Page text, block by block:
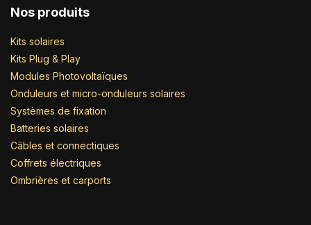
Nos produits
Kits solaires
Kits Plug & Play
Modules Photovoltaïques
Onduleurs et micro-onduleurs solaires
Systèmes de fixation
Batteries solaires
Câbles et connectiques
Coffrets électriques
Ombrières et carports